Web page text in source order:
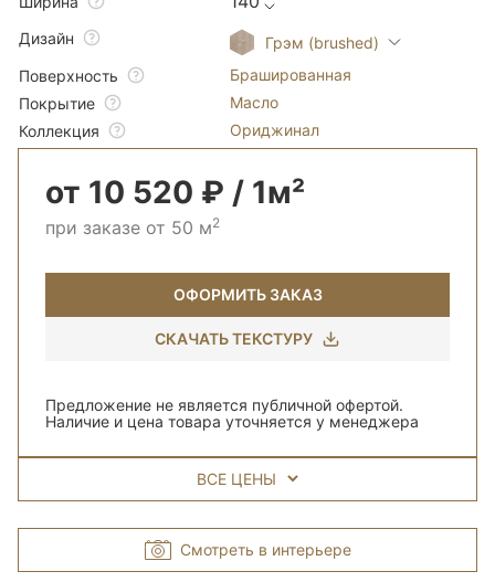
Дизайн
Грэм (brushed)
Поверхность
Брашированная
Покрытие
Масло
Коллекция
Ориджинал
от 10 520 ₽ / 1м²
при заказе от 50 м2
ОФОРМИТЬ ЗАКАЗ
СКАЧАТЬ ТЕКСТУРУ
Предложение не является публичной офертой.
Наличие и цена товара уточняется у менеджера
ВСЕ ЦЕНЫ
Смотреть в интерьере